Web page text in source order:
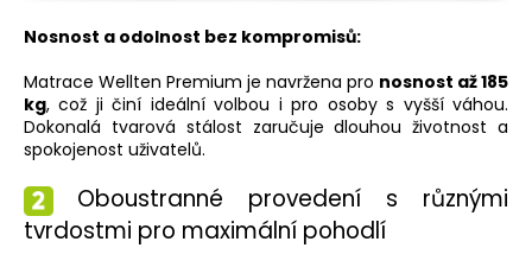
Nosnost a odolnost bez kompromisů:
Matrace Wellten Premium je navržena pro nosnost až 185
kg, což ji činí ideální volbou i pro osoby s vyšší váhou.
Dokonalá tvarová stálost zaručuje dlouhou životnost a
spokojenost uživatelů.
Oboustranné provedení s různými
tvrdostmi pro maximální pohodlí